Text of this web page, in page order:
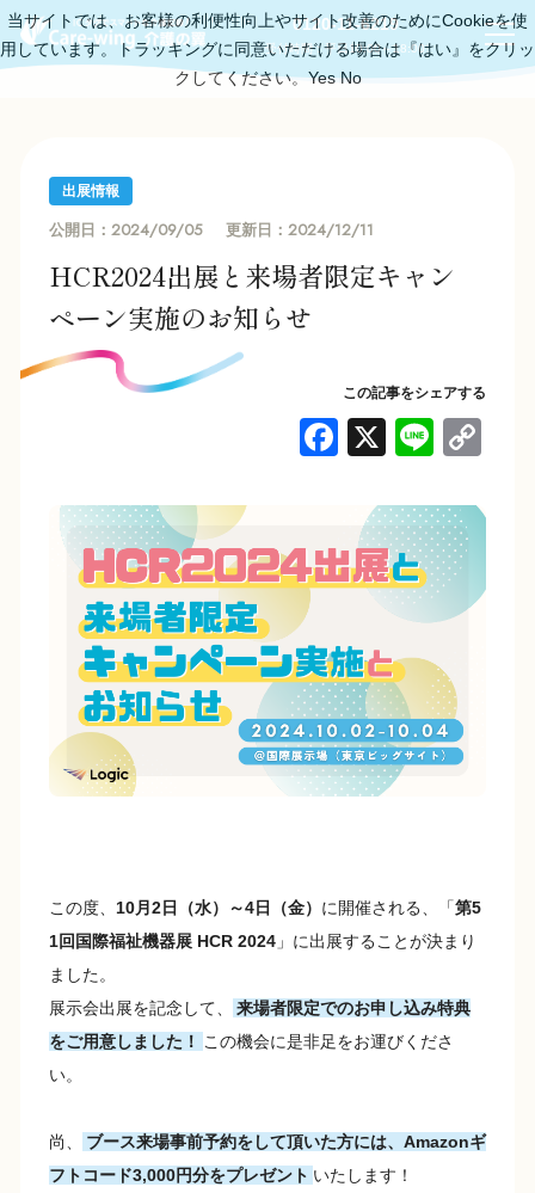
0120-11-6219
受付時間：平日10:00～18:00
出展情報
公開日： 2024/09/05 更新日： 2024/12/11
HCR2024出展と来場者限定キャン
ペーン実施のお知らせ
この記事をシェアする
F
c
e
b
o
k
X Li
e
この度、 10月2日（水）～4日（金） に開催される、「第5
1回国際福祉機器展 HCR 2024 」に出展することが決まり
ました。
展示会出展を記念して、
来場者限定でのお申し込み特典
をご用意しました！ この機会に是非足をお運びくださ
い。
尚、
ブース来場事前予約をして頂いた方には、Amazonギ
フトコード3,000円分をプレゼント いたします！
当サイトでは、お客様の利便性向上やサイト改善のためにCookieを使
用しています。トラッキングに同意いただける場合は『はい』をクリッ
クしてください。Yes No